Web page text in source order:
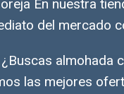
En nuestra
del mercado
las mejores